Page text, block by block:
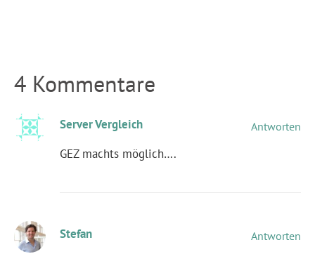
4 Kommentare
Server Vergleich Antworten
GEZ machts möglich….
Stefan Antworten